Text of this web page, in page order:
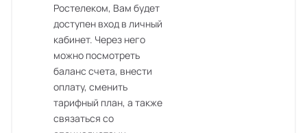
Ростелеком, Вам будет
доступен вход в личный
кабинет. Через него
можно посмотреть
баланс счета, внести
оплату, сменить
тарифный план, а также
связаться со